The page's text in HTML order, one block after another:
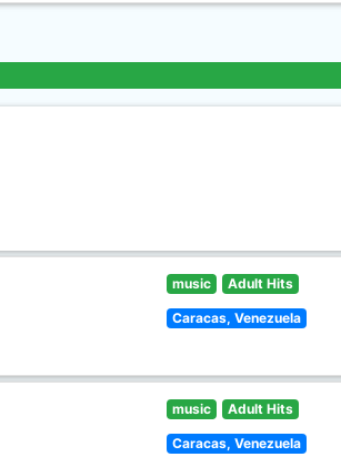
music Adult Hits
Caracas, Venezuela
music Adult Hits
Caracas, Venezuela